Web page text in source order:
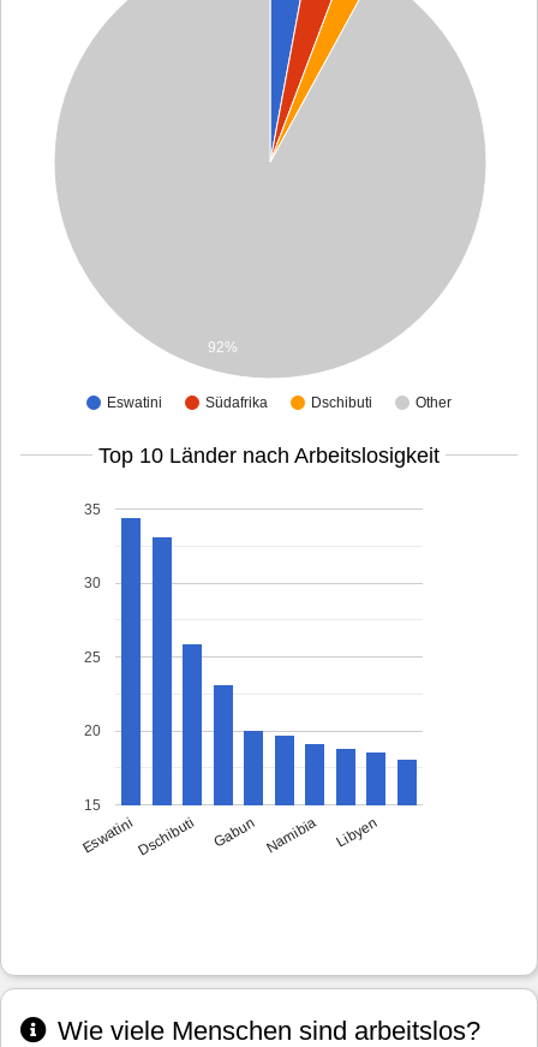
Eswatini Südafrika Dschibuti Other
92%
Top 10 Länder nach Arbeitslosigkeit
EswatiniDschibuti Gabun Namibia Libyen
15
20
25
30
35
Wie viele Menschen sind arbeitslos?